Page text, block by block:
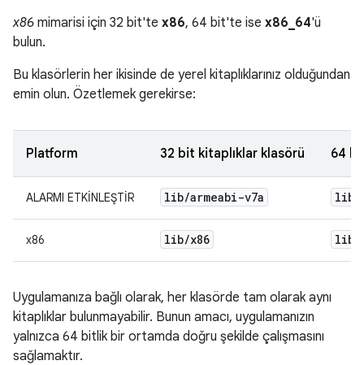
x86 mimarisi için 32 bit'te x86, 64 bit'te ise x86_64'ü
bulun.
Bu klasörlerin her ikisinde de yerel kitaplıklarınız olduğundan
emin olun. Özetlemek gerekirse:
Platform 32 bit kitaplıklar klasörü 64
ALARMI ETKİNLEŞTİR lib/armeabi-v7a lib
x86 lib/x86 lib
Uygulamanıza bağlı olarak, her klasörde tam olarak aynı
kitaplıklar bulunmayabilir. Bunun amacı, uygulamanızın
yalnızca 64 bitlik bir ortamda doğru şekilde çalışmasını
sağlamaktır.